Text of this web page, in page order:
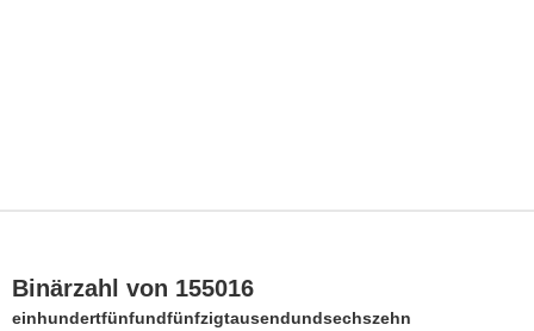
Binärzahl von 155016
einhundertfünfundfünfzigtausendundsechszehn